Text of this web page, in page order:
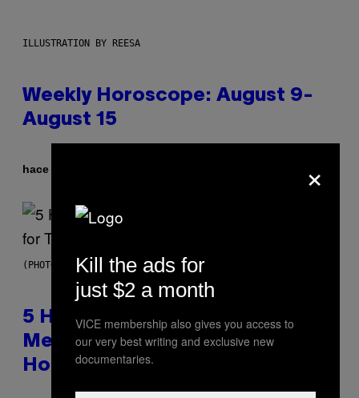
ILLUSTRATION BY REESA
Weekly Horoscope: August 9-
August 15
hace 6 horas
(PHOTO BY STEVE GRANITZ/WIREIMAGE)
5 Hip-Hop Songs That Are Most
Memorable for Their Classic
Hooks
×
Kill the ads for
just $2 a month
VICE membership also gives you access to
our very best writing and exclusive new
documentaries.